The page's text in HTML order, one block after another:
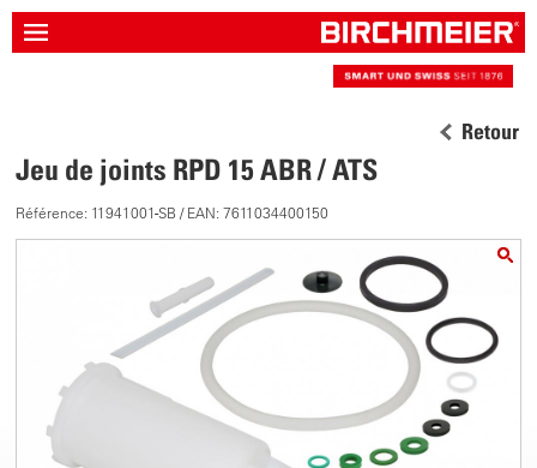
Retour
Jeu de joints RPD 15 ABR / ATS
Référence: 11941001-SB / EAN: 7611034400150